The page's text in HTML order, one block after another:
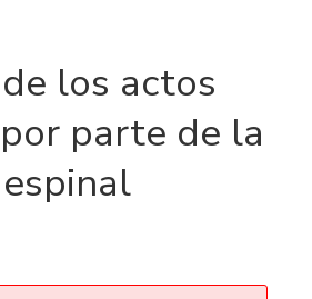
los actos
parte de la